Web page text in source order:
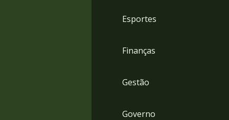
Esportes
Finanças
Gestão
Governo